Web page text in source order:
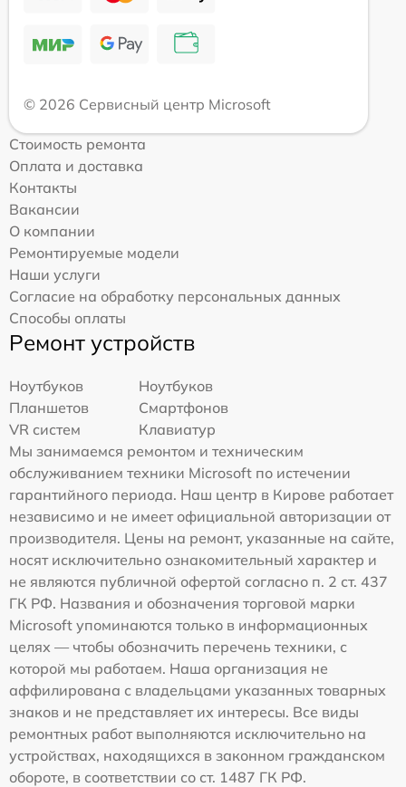
© 2026 Сервисный центр Microsoft
Стоимость ремонта
Оплата и доставка
Контакты
Вакансии
О компании
Ремонтируемые модели
Наши услуги
Согласие на обработку персональных данных
Способы оплаты
Ремонт устройств
Ноутбуков
Ноутбуков
Планшетов
Смартфонов
VR систем
Клавиатур
Мы занимаемся ремонтом и техническим
обслуживанием техники Microsoft по истечении
гарантийного периода. Наш центр в Кирове работает
независимо и не имеет официальной авторизации от
производителя. Цены на ремонт, указанные на сайте,
носят исключительно ознакомительный характер и
не являются публичной офертой согласно п. 2 ст. 437
ГК РФ. Названия и обозначения торговой марки
Microsoft упоминаются только в информационных
целях — чтобы обозначить перечень техники, с
которой мы работаем. Наша организация не
аффилирована с владельцами указанных товарных
знаков и не представляет их интересы. Все виды
ремонтных работ выполняются исключительно на
устройствах, находящихся в законном гражданском
обороте, в соответствии со ст. 1487 ГК РФ.